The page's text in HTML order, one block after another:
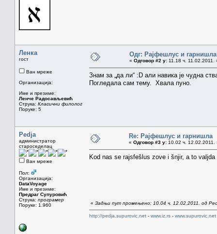
Ленка
гост
Ван мреже
Организација:
Име и презиме:
Ленче Радосављевић
Струка: Класични филолог
Поруке: 5
Одг: Рајфeшлус и гарнишла
« Одговор #2 у: 11.18 ч. 11.02.2011.
Знам за „да ли“ :D али навика је чудна
Погледала сам тему. Хвала пуно.
Pedja
администратор
староседелац
Ван мреже
Пол:
Организација:
DataVoyage
Име и презиме:
Предраг Супуровић
Струка: програмер
Поруке: 1.960
Re: Рајфeшлус и гарнишла
« Одговор #3 у: 10.02 ч. 12.02.2011.
Kod nas se rajsfešlus zove i šnjir, a to valjda
« Задњи пут промењено: 10.04 ч. 12.02.2011. од
http://pedja.supurovic.net - www.iz.rs - www.supurovic.net